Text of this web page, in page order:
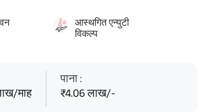
आस्थगित एन्युटी
विकल्प
माह
पाना :
₹4.06 लाख/-